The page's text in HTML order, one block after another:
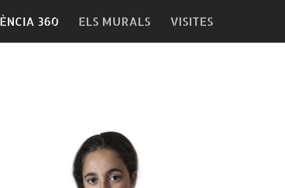
360 ELS MURALS VISITES